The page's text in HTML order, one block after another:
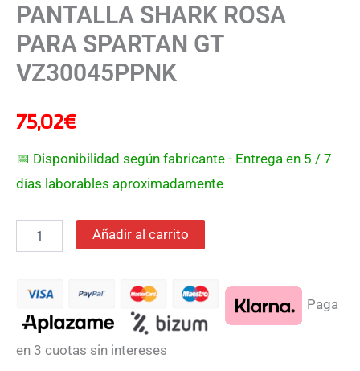
PANTALLA SHARK ROSA
PARA SPARTAN GT
VZ30045PPNK
75,02€
📅 Disponibilidad según fabricante - Entrega en 5 / 7
días laborables aproximadamente
Añadir al carrito
Paga
en 3 cuotas sin intereses